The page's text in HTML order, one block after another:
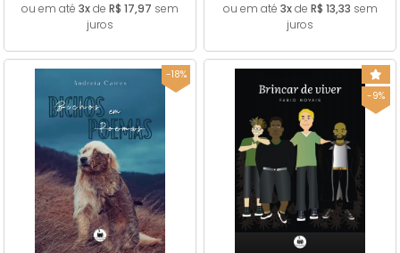
ou em até 3xde R$ 17,97 sem
juros
ou em até 3xde R$ 13,33 sem
juros
-18%
-9%